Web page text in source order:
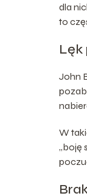
dla
to
Lęk
John
W
„boję